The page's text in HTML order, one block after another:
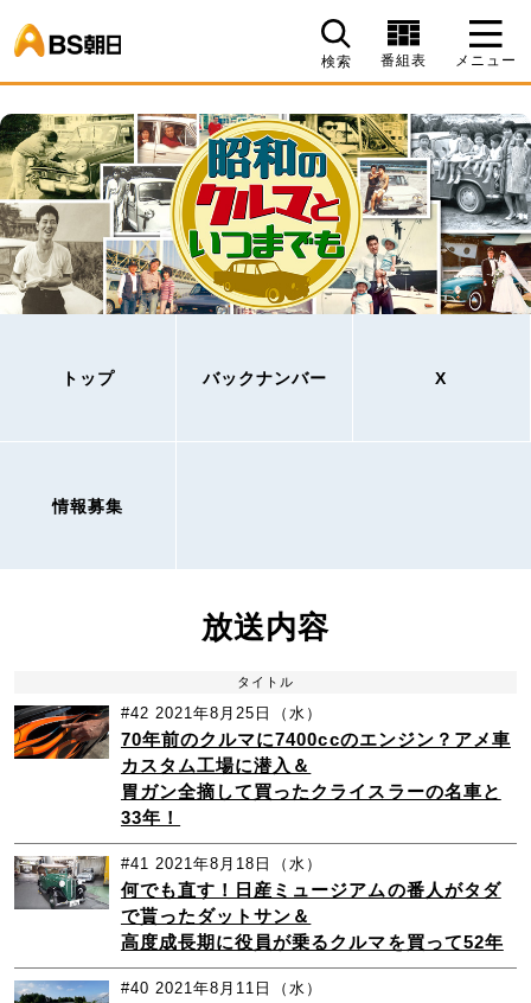
検索 番組表 メニュー
トップ バックナンバー X
情報募集
放送内容
タイトル
#42 2021年8月25日（水）
70年前のクルマに7400ccのエンジン？アメ車
カスタム工場に潜入＆
胃ガン全摘して買ったクライスラーの名車と
33年！
#41 2021年8月18日（水）
何でも直す！日産ミュージアムの番人がタダ
で貰ったダットサン＆
高度成長期に役員が乗るクルマを買って52年
#40 2021年8月11日（水）